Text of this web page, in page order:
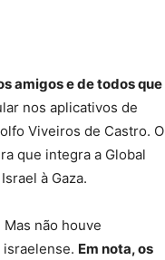
amigos e de todos que
nos aplicativos de
Viveiros de Castro. O
que integra a Global
à Gaza.
não houve
Em nota, os